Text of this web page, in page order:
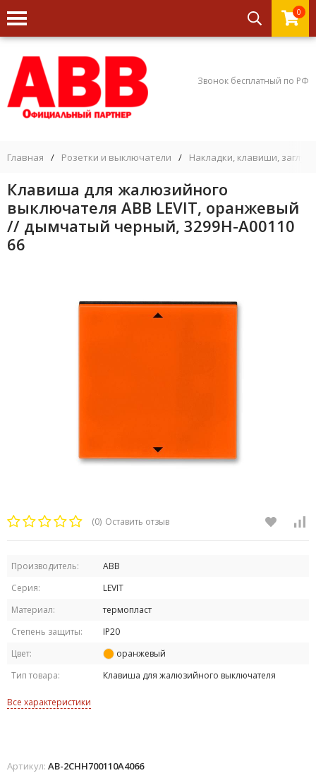
0
Звонок бесплатный по РФ
Главная / Розетки и выключатели / Накладки, клавиши,
Клавиша для жалюзийного
выключателя ABB LEVIT, оранжевый
// дымчатый черный, 3299H-A00110
66
(0) Оставить отзыв
Производитель:
ABB
Серия:
LEVIT
Материал:
термопласт
Степень защиты:
IP20
Цвет:
оранжевый
Тип товара:
Клавиша для жалюзийного выключателя
Все характеристики
Артикул: AB-2CHH700110A4066